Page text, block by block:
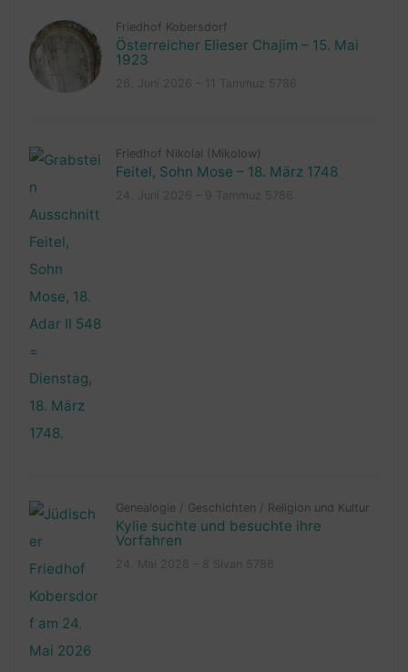
Friedhof Kobersdorf
Österreicher Elieser Chajim – 15. Mai
1923
Friedhof Nikolai (Mikolow)
Feitel, Sohn Mose – 18. März 1748
Genealogie / Geschichten / Religion und Kultur
Kylie suchte und besuchte ihre
Vorfahren